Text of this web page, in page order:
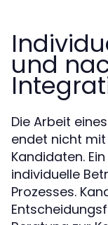
und
Die Arbeit eines
endet nicht
Kandidaten.
individuelle
Prozesses.